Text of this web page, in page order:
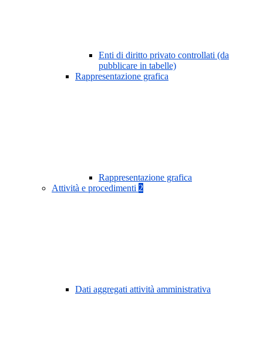
Enti di diritto privato controllati (da
pubblicare in tabelle)
Rappresentazione grafica
Rappresentazione grafica
Attività e procedimenti 2
Dati aggregati attività amministrativa